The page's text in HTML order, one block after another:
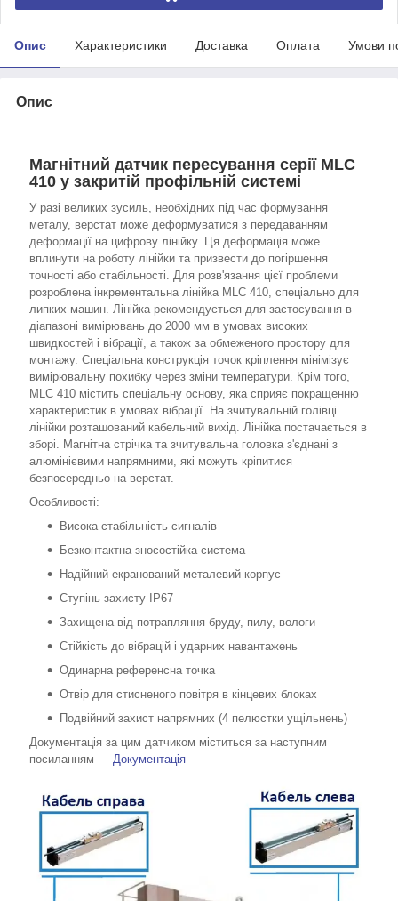
Опис Характеристики Доставка Оплата Умови
Опис
Магнітний датчик пересування серії MLC
410 у закритій профільній системі
У разі великих зусиль, необхідних під час формування
металу, верстат може деформуватися з передаванням
деформації на цифрову лінійку. Ця деформація може
вплинути на роботу лінійки та призвести до погіршення
точності або стабільності. Для розв'язання цієї проблеми
розроблена інкрементальна лінійка MLC 410, спеціально для
липких машин. Лінійка рекомендується для застосування в
діапазоні вимірювань до 2000 мм в умовах високих
швидкостей і вібрації, а також за обмеженого простору для
монтажу. Спеціальна конструкція точок кріплення мінімізує
вимірювальну похибку через зміни температури. Крім того,
MLC 410 містить спеціальну основу, яка сприяє покращенню
характеристик в умовах вібрації. На зчитувальній голівці
лінійки розташований кабельний вихід. Лінійка постачається в
зборі. Магнітна стрічка та зчитувальна головка з'єднані з
алюмінієвими напрямними, які можуть кріпитися
безпосередньо на верстат.
Особливості:
Висока стабільність сигналів
Безконтактна зносостійка система
Надійний екранований металевий корпус
Ступінь захисту IP67
Захищена від потрапляння бруду, пилу, вологи
Стійкість до вібрацій і ударних навантажень
Одинарна референсна точка
Отвір для стисненого повітря в кінцевих блоках
Подвійний захист напрямних (4 пелюстки ущільнень)
Документація за цим датчиком міститься за наступним
посиланням — Документація